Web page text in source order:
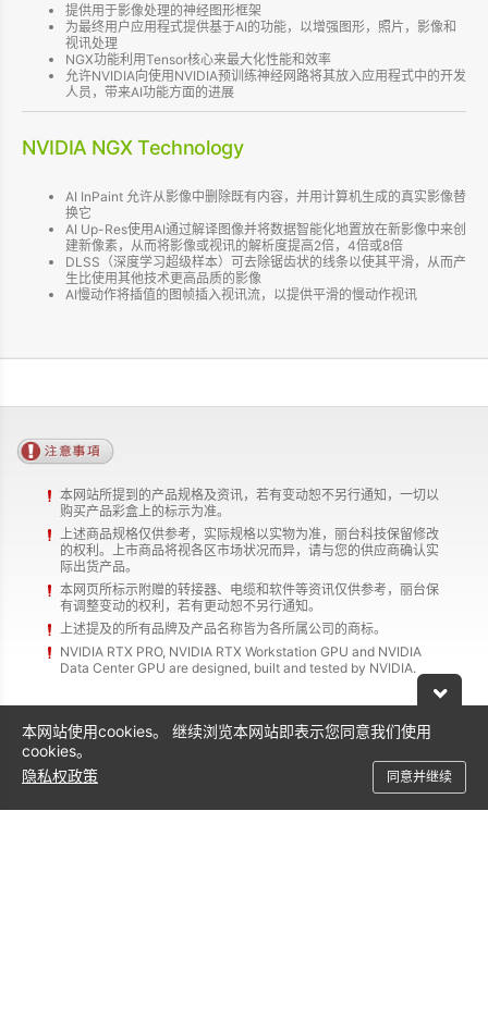
提供用于影像处理的神经图形框架
为最终用户应用程式提供基于AI的功能，以增强图形，照片，影像和
视讯处理
NGX功能利用Tensor核心来最大化性能和效率
允许NVIDIA向使用NVIDIA预训练神经网路将其放入应用程式中的开发
人员，带来AI功能方面的进展
NVIDIA NGX Technology
AI InPaint 允许从影像中删除既有内容，并用计算机生成的真实影像替
换它
AI Up-Res使用AI通过解译图像并将数据智能化地置放在新影像中来创
建新像素，从而将影像或视讯的解析度提高2倍，4倍或8倍
DLSS（深度学习超级样本）可去除锯齿状的线条以使其平滑，从而产
生比使用其他技术更高品质的影像
AI慢动作将插值的图帧插入视讯流，以提供平滑的慢动作视讯
本网站所提到的产品规格及资讯，若有变动恕不另行通知，一切以
购买产品彩盒上的标示为准。
上述商品规格仅供参考，实际规格以实物为准，丽台科技保留修改
的权利。上市商品将视各区市场状况而异，请与您的供应商确认实
际出货产品。
本网页所标示附赠的转接器、电缆和软件等资讯仅供参考，丽台保
有调整变动的权利，若有更动恕不另行通知。
上述提及的所有品牌及产品名称皆为各所属公司的商标。
NVIDIA RTX PRO, NVIDIA RTX Workstation GPU and NVIDIA
Data Center GPU are designed, built and tested by NVIDIA.
联络方式
本网站使用cookies。 继续浏览本网站即表示您同意我们使用
cookies。
隐私权政策
同意并继续